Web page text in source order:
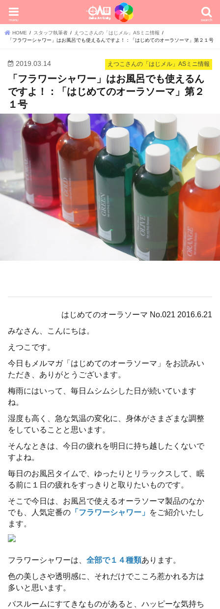
search
menu
HOME スタッフ執筆者
えつこさんの「はじメル」ASミニ情報
「フラワーシャワー」はお風呂でも使えるんですよ！：「はじめてのオーラソーマ」第２１号
えつこさんの「はじメル」ASミニ情報
2019.03.14
「フラワーシャワー」はお風呂でも使えるん
ですよ！：「はじめてのオーラソーマ」第２
１号
はじめてのオーラソーマ No.021 2016.6.21
みなさん、こんにちは。
えつこです。
今日もメルマガ「はじめてのオーラソーマ」をお読みい
ただき、ありがとうございます。
梅雨にはいって、毎日ムシムシした日が続いています
ね。
湿度も高く、急な気温の変化に、身体がさまざまな調整
をしていることと思います。
そんなときは、今日の疲れを明日に持ち越したくないで
すよね。
毎日のお風呂タイムで、ゆったりとリラックスして、眠
る前に１日の疲れをすっきりと取りたいものです。
そこで今日は、お風呂で使えるオーラソーマ製品のなか
でも、人気定番の 「フラワーシャワー」 をご紹介いたし
ます。
フラワーシャワーは、全部で１４種類あります。
色の美しさや透明感に、それだけでこころ惹かれる方は
多いと思います。
バスルームにすてきなものがあると、ハッピーな気持ち